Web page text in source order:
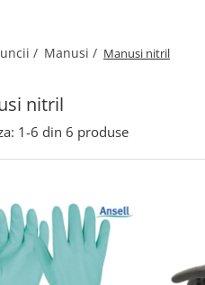
/ Manusi / Manusi nitril
nitril
1-6 din 6 produse